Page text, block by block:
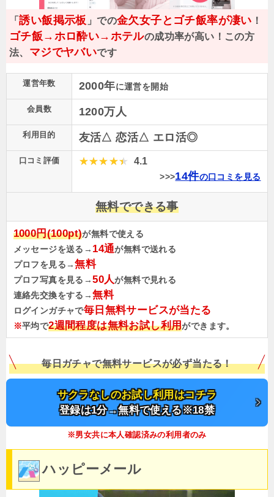
「誘い飯掲示板 」での金欠女子とゴチ飯率が凄い ！
ゴチ飯→ホロ酔い→ホテルの成功率が高い！この方
法、 マジでヤバいです
運営年数 2000年に運営を開始
会員数 1200万人
利用目的 友活△ 恋活△ エロ活◎
口コミ評価 4.1
>>>14件の口コミを見る
無料でできる事
1000円(100pt)が無料で使える
メッセージを送る→ 14通が無料で送れる
プロフを見る→無料
プロフ写真を見る→50人が無料で見れる
連絡先交換をする→無料
ログインガチャで毎日無料サービスが当たる
※平均で2週間程度は無料お試し利用ができます。
毎日ガチャで無料サービスが必ず当たる！
サクラなしのお試し利用はコチラ
登録は1分→無料で使える※18禁
※男女共に本人確認済みの利用者のみ
ハッピーメール